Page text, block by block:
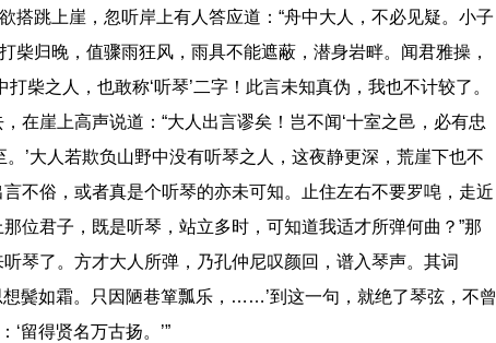
搭跳上崖，忽听岸上有人答应道：“舟中大人，不必见疑。小子
柴归晚，值骤雨狂风，雨具不能遮蔽，潜身岩畔。闻君雅操，
打柴之人，也敢称‘听琴’二字！此言未知真伪，我也不计较了。
在崖上高声说道：“大人出言谬矣！岂不闻‘十室之邑，必有忠
。’大人若欺负山野中没有听琴之人，这夜静更深，荒崖下也不
不俗，或者真是个听琴的亦未可知。止住左右不要罗唣，走近
位君子，既是听琴，站立多时，可知道我适才所弹何曲？”那
听琴了。方才大人所弹，乃孔仲尼叹颜回，谱入琴声。其词
想鬓如霜。只因陋巷箪瓢乐，……’到这一句，就绝了琴弦，不曾
‘留得贤名万古扬。’”